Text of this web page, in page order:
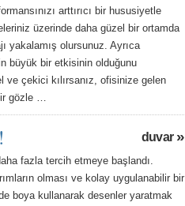
arttırıcı bir hususiyetle
üzerinde daha güzel bir ortamda
yakalamış olursunuz. Ayrıca
büyük bir etkisinin olduğunu
ve çekici kılırsanız, ofisinize gelen
gözle …
duvar»
fazla tercih etmeye başlandı.
olması ve kolay uygulanabilir bir
boya kullanarak desenler yaratmak